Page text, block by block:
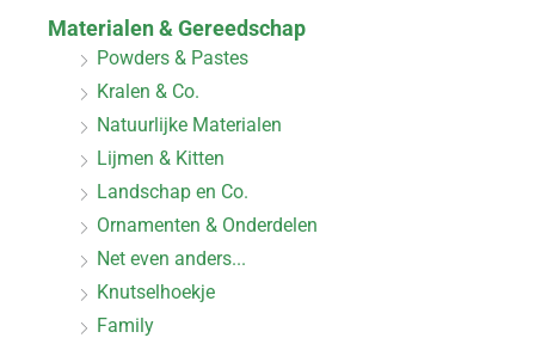
Materialen & Gereedschap
Powders & Pastes
Kralen & Co.
Natuurlijke Materialen
Lijmen & Kitten
Landschap en Co.
Ornamenten & Onderdelen
Net even anders...
Knutselhoekje
Family